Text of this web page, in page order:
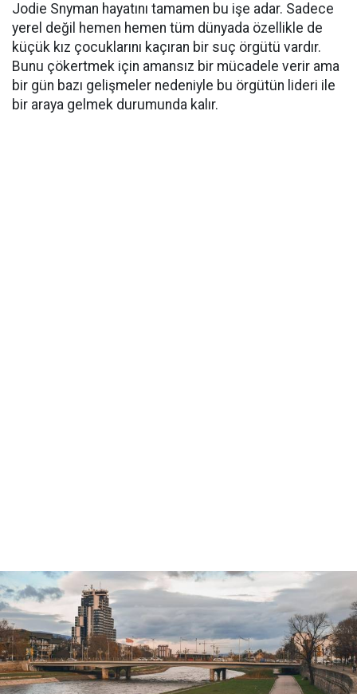
Jodie Snyman hayatını tamamen bu işe adar. Sadece
yerel değil hemen hemen tüm dünyada özellikle de
küçük kız çocuklarını kaçıran bir suç örgütü vardır.
Bunu çökertmek için amansız bir mücadele verir ama
bir gün bazı gelişmeler nedeniyle bu örgütün lideri ile
bir araya gelmek durumunda kalır.